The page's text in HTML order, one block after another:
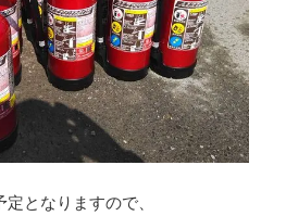
定となりますので、